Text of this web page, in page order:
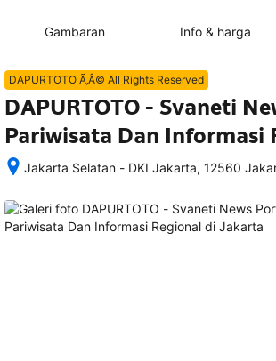
Gambaran Info & harga
DAPURTOTO Ã‚Â© All Rights Reserved
DAPURTOTO - Svaneti
Pariwisata Dan Informasi
Jakarta Selatan - DKI Jakarta, 12560
memesan,
semua